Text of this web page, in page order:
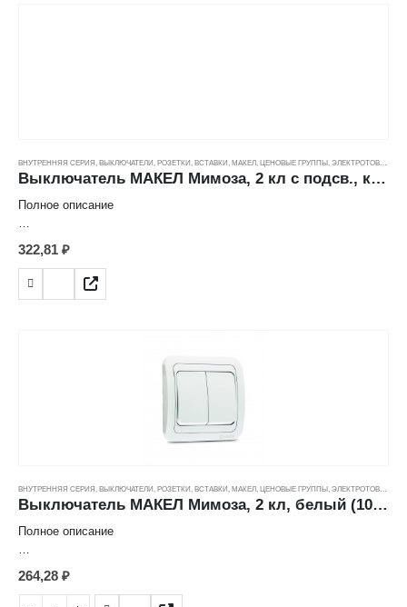
ВНУТРЕННЯЯ СЕРИЯ, ВЫКЛЮЧАТЕЛИ, РОЗЕТКИ, ВСТАВКИ, МАКЕЛ, ЦЕНОВЫЕ ГРУППЫ , ЭЛЕКТРОТОВАРЫ
Выключатель МАКЕЛ Мимоза, 2 кл с подсв., крем (10А/250В) ---
Полное описание
Характеристика товара:
Выключатель 2 кл. с подсветкой
Страна: Турция
Производитель: Makel
Номинальное напряжение: 250 В
322,81 ₽
ВНУТРЕННЯЯ СЕРИЯ, ВЫКЛЮЧАТЕЛИ, РОЗЕТКИ, ВСТАВКИ, МАКЕЛ, ЦЕНОВЫЕ ГРУППЫ , ЭЛЕКТРОТОВАРЫ
Выключатель МАКЕЛ Мимоза, 2 кл, белый (10А/250В)
Полное описание
Характеристика товара:
Выключатель 2кл
Страна: Турция
264,28 ₽